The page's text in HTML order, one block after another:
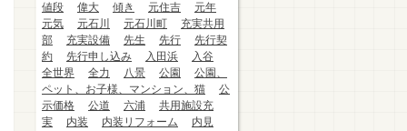
値段
偉大 傾き 元住吉
元年
元気
元石川 元石川町
充実共用
部
充実設備 先生 先行
先行契
約
先行申し込み 入田浜
入谷
全世界
全力 八景 公園
公園、
ペット、お子様、マンション、猫
公
示価格
公道 六浦
共用施設充
実
内装 内装リフォーム
内見